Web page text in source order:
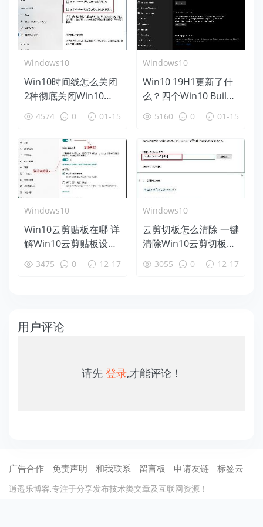
Windows10
Win10时间线怎么关闭
2种彻底关闭Win10时
间线方法
4574 0 01-15
Windows10
Win10 19H1更新了什
么？四个Win10 Build
18312新特性盘点
5160 0 01-15
Windows10
Win10云剪贴板在哪 详
解Win10云剪贴板设置
使用教程
3475 0 12-17
Windows10
云剪切板怎么清除 一键
清除Win10云剪切板方
法 3055 0 12-17
用户评论
请先 登录,才能评论！
广告合作 免责声明 和我联系 留言板 申请友链 标签云
逍遥乐博客,专注于分享发布技术类文章及互联网资源！